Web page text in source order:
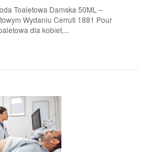
Toaletowa Damska 50ML –
Wydaniu Cerruti 1881 Pour
dla kobiet,...